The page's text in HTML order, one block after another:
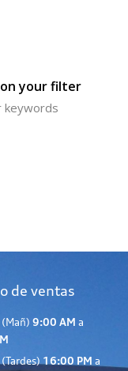
your filter
keywords
de ventas
9:00 AM a
16:00 PM a